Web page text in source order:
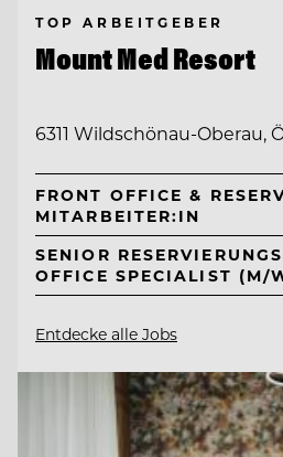
TOP ARBEITGEBER
Mount Med Resort
6311 Wildschönau-Oberau,
FRONT OFFICE &
MITARBEITER:IN
SENIOR
OFFICE SPECIALIST (M/
Entdecke alle Jobs